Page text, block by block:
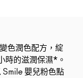
色潤色配方，綻
時的滋潤保濕*。
嬰兒粉色點